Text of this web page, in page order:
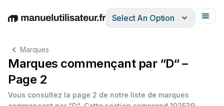
EnglishDeutschEspañolItalianoFrançais
Select An Option
Marques
Marques commençant par “D“ –
Page 2
Vous consultez la page 2 de notre liste de marques